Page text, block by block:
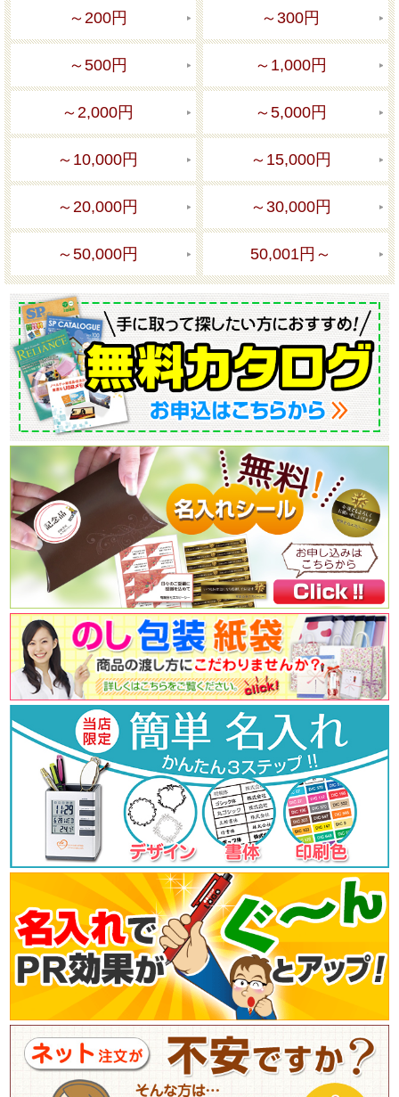
～200円 ～300円
～500円 ～1,000円
～2,000円 ～5,000円
～10,000円 ～15,000円
～20,000円 ～30,000円
～50,000円 50,001円～